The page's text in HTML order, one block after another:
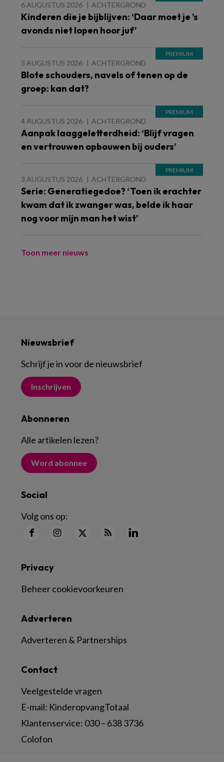
6 AUGUSTUS 2026 ACHTERGROND
Kinderen die je bijblijven: ‘Daar moet je ’s
avonds niet lopen hoor juf’
5 AUGUSTUS 2026 ACHTERGROND
Blote schouders, navels of tenen op de
groep: kan dat?
4 AUGUSTUS 2026 ACHTERGROND
Aanpak laaggeletterdheid: ‘Blijf vragen
en vertrouwen opbouwen bij ouders’
3 AUGUSTUS 2026 ACHTERGROND
Serie: Generatiegedoe? ‘Toen ik erachter
kwam dat ik zwanger was, belde ik haar
nog voor mijn man het wist’
Toon meer nieuws
Nieuwsbrief
Schrijf je in voor de nieuwsbrief
Inschrijven
Abonneren
Alle artikelen lezen?
Word abonnee
Social
Volg ons op:
Contact
Veelgestelde vragen
E-mail: KinderopvangTotaal
Klantenservice: 030 – 638 3736
Colofon
Adverteren
Adverteren & Partnerships
Privacy
Beheer cookievoorkeuren